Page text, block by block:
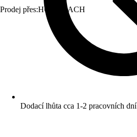
Prodej přes:HORNBACH
Dodací lhůta cca 1-2 pracovních dní